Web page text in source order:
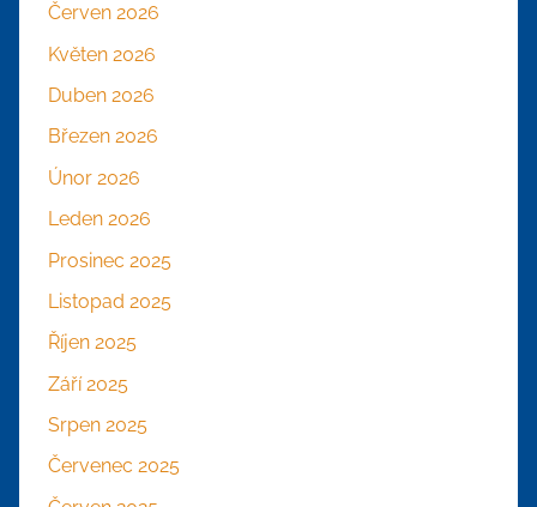
Červen 2026
Květen 2026
Duben 2026
Březen 2026
Únor 2026
Leden 2026
Prosinec 2025
Listopad 2025
Říjen 2025
Září 2025
Srpen 2025
Červenec 2025